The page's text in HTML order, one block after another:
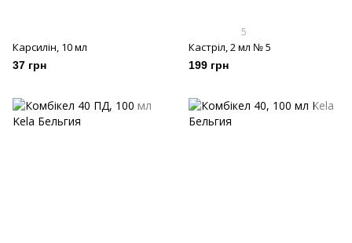
Карсилін, 10 мл
37 грн
5
Кастріл, 2 мл № 5
199 грн